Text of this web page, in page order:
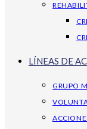
LÍNEAS DE
GRUPO